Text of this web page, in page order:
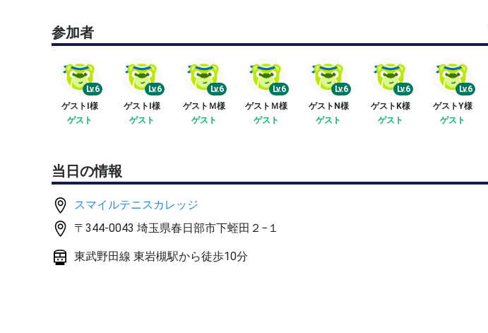
※他サイトでも募集受付しております。先着順で受付しております。ご了承ください。
※急遽、担当コーチが変更する場合もございます。
予めご了承ください。
キャンセルしない方（ドタキャン厳禁です）
★人数★
最大8名にしたいと思います。
1名様より開催致します。
（1名様の場合、レッスン時間は1時間となります）
参加者
Lv.6
ゲストI様
ゲスト
Lv.6
ゲストI様
ゲスト
Lv.6
ゲストＭ様
ゲスト
Lv.6
ゲストＭ様
ゲスト
Lv.6
ゲストN様
ゲスト
Lv.6
ゲストK様
ゲスト
Lv.6
ゲストY様
ゲスト
当日の情報
スマイルテニスカレッジ
〒344-0043 埼玉県春日部市下蛭田２−１
東武野田線 東岩槻駅から徒歩10分